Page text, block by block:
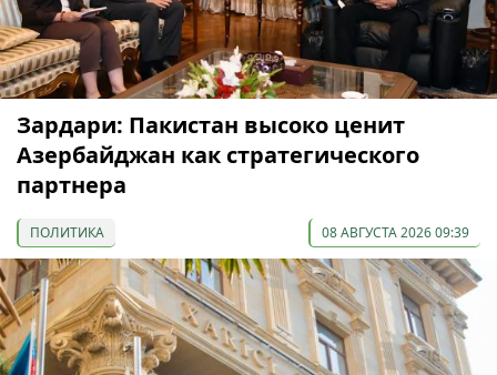
Зардари: Пакистан высоко ценит
Азербайджан как стратегического
партнера
ПОЛИТИКА 08 АВГУСТА 2026 09:39